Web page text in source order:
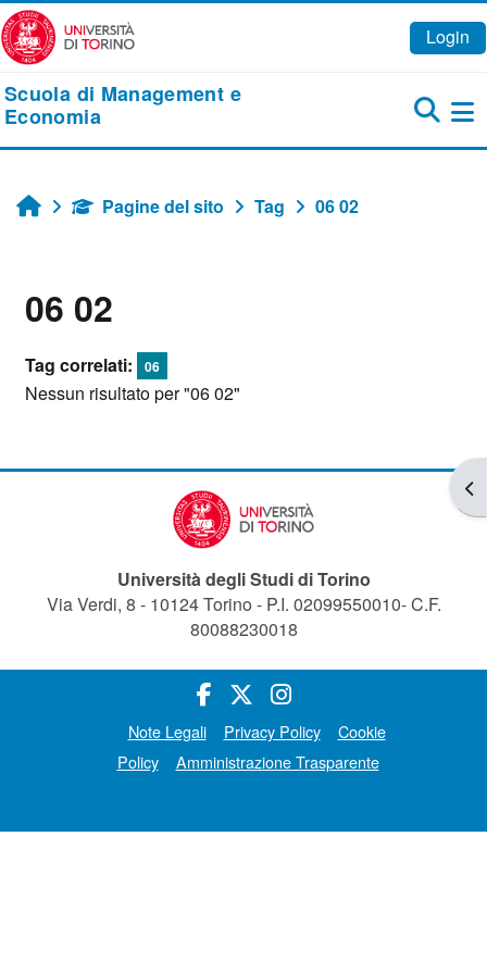
Vai al contenuto principale
Login
Scuola di Management e
Economia
HomePagine del sito Tag 06 02
06 02
Tag correlati: 06
Nessun risultato per "06 02"
Università degli Studi di Torino
Via Verdi, 8 - 10124 Torino - P.I. 02099550010- C.F.
80088230018
Note Legali Privacy Policy
Cookie
Policy
Amministrazione Trasparente